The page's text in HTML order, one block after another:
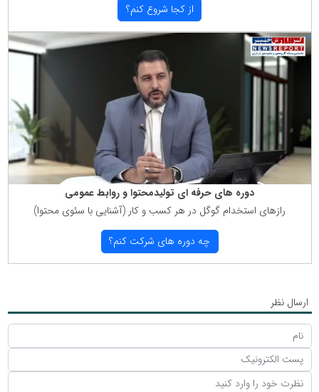
از كجا شروع كنم؟
دوره های حرفه ای تولیدمحتوا و روابط عمومی
رازهای استخدام گوگل در هر كسب و كار (آشنایی با سئوی محتوا)
چه دوره های شركت كنم؟
ارسال نظر